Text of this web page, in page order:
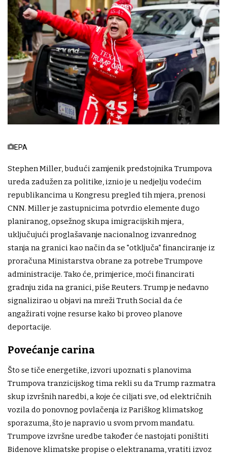
EPA
Stephen Miller, budući zamjenik predstojnika Trumpova
ureda zadužen za politike, iznio je u nedjelju vodećim
republikancima u Kongresu pregled tih mjera, prenosi
CNN. Miller je zastupnicima potvrdio elemente dugo
planiranog, opsežnog skupa imigracijskih mjera,
uključujući proglašavanje nacionalnog izvanrednog
stanja na granici kao način da se "otključa" financiranje iz
proračuna Ministarstva obrane za potrebe Trumpove
administracije. Tako će, primjerice, moći financirati
gradnju zida na granici, piše Reuters. Trump je nedavno
signalizirao u objavi na mreži Truth Social da će
angažirati vojne resurse kako bi proveo planove
deportacije.
Povećanje carina
Što se tiče energetike, izvori upoznati s planovima
Trumpova tranzicijskog tima rekli su da Trump razmatra
skup izvršnih naredbi, a koje će ciljati sve, od električnih
vozila do ponovnog povlačenja iz Pariškog klimatskog
sporazuma, što je napravio u svom prvom mandatu.
Trumpove izvršne uredbe također će nastojati poništiti
Bidenove klimatske propise o elektranama, vratiti izvoz